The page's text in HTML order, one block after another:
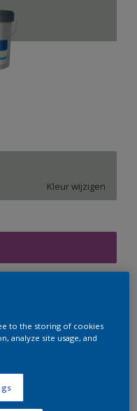
Kleur wijzigen
vullen.
to the storing of cookies
analyze site usage, and